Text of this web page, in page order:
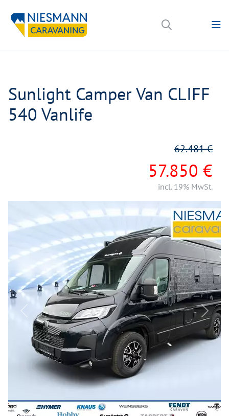
Sunlight Camper Van CLIFF
540 Vanlife
57.850 €
62.481 €
incl. 19% MwSt.
Previous Next